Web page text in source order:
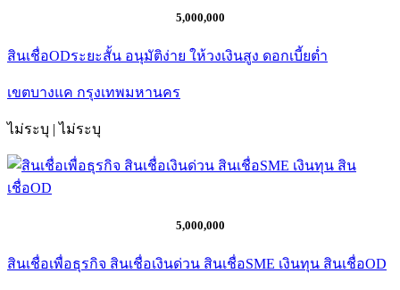
5,000,000
สินเชื่อODระยะสั้น อนุมัติง่าย ให้วงเงินสูง ดอกเบี้ยต่ำ
เขตบางแค กรุงเทพมหานคร
ไม่ระบุ | ไม่ระบุ
5,000,000
สินเชื่อเพื่อธุรกิจ สินเชื่อเงินด่วน สินเชื่อSME เงินทุน สินเชื่อOD